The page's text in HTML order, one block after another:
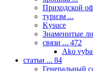
Приходской
туризм ...
Kysuce
Знаменитые
связи ... 472
Ako
статьи ... 84
Генеральный